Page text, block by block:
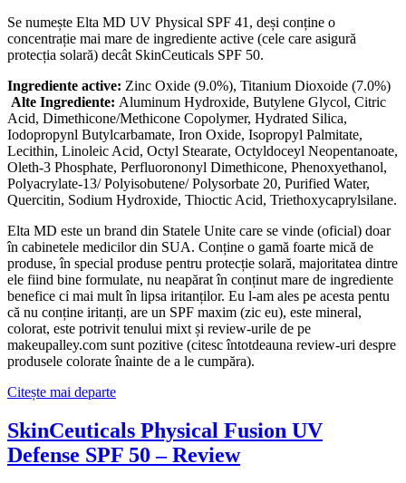
Se numește Elta MD UV Physical SPF 41, deși conține o
concentrație mai mare de ingrediente active (cele care asigură
protecția solară) decât SkinCeuticals SPF 50.
Ingrediente active: Zinc Oxide (9.0%), Titanium Dioxoide (7.0%)
Alte Ingrediente: Aluminum Hydroxide, Butylene Glycol, Citric
Acid, Dimethicone/Methicone Copolymer, Hydrated Silica,
Iodopropynl Butylcarbamate, Iron Oxide, Isopropyl Palmitate,
Lecithin, Linoleic Acid, Octyl Stearate, Octyldoceyl Neopentanoate,
Oleth-3 Phosphate, Perfluorononyl Dimethicone, Phenoxyethanol,
Polyacrylate-13/ Polyisobutene/ Polysorbate 20, Purified Water,
Quercitin, Sodium Hydroxide, Thioctic Acid, Triethoxycaprylsilane.
Elta MD este un brand din Statele Unite care se vinde (oficial) doar
în cabinetele medicilor din SUA. Conține o gamă foarte mică de
produse, în special produse pentru protecție solară, majoritatea dintre
ele fiind bine formulate, nu neapărat în conținut mare de ingrediente
benefice ci mai mult în lipsa iritanților. Eu l-am ales pe acesta pentu
că nu conține iritanți, are un SPF maxim (zic eu), este mineral,
colorat, este potrivit tenului mixt și review-urile de pe
makeupalley.com sunt pozitive (citesc întotdeauna review-uri despre
produsele colorate înainte de a le cumpăra).
Citește mai departe
SkinCeuticals Physical Fusion UV
Defense SPF 50 – Review